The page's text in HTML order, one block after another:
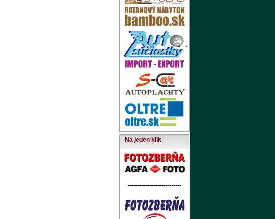
Na jeden klik
---------------------------